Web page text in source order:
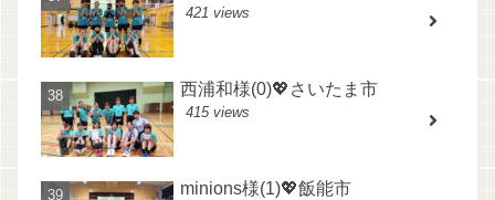
421 views
西浦和様(0)💖さいたま市
415 views
minions様(1)💖飯能市